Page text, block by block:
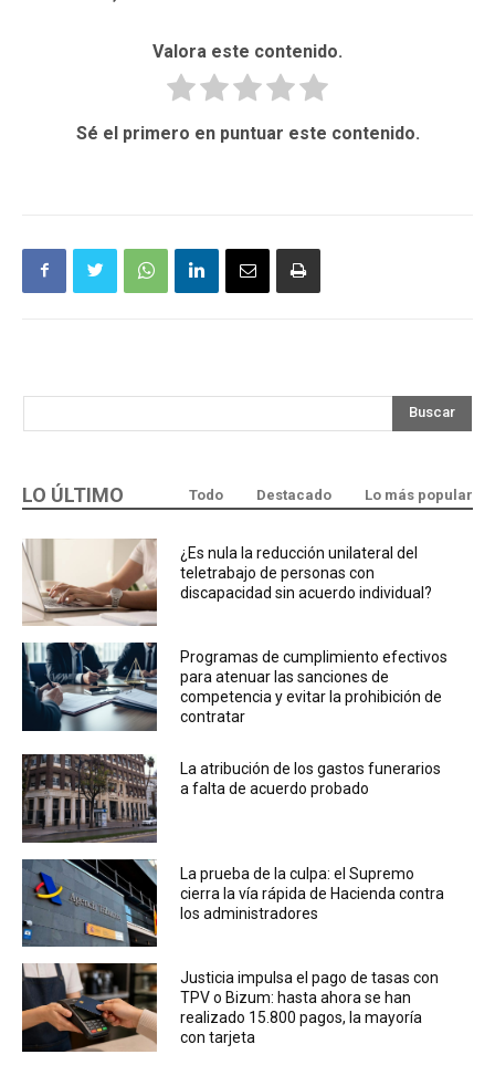
Valora este contenido.
Sé el primero en puntuar este contenido.
Buscar
LO ÚLTIMO Todo Destacado Lo más popular
¿Es nula la reducción unilateral del
teletrabajo de personas con
discapacidad sin acuerdo individual?
Programas de cumplimiento efectivos
para atenuar las sanciones de
competencia y evitar la prohibición de
contratar
La atribución de los gastos funerarios
a falta de acuerdo probado
La prueba de la culpa: el Supremo
cierra la vía rápida de Hacienda contra
los administradores
Justicia impulsa el pago de tasas con
TPV o Bizum: hasta ahora se han
realizado 15.800 pagos, la mayoría
con tarjeta